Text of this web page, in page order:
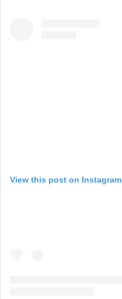
View this post on Instagram